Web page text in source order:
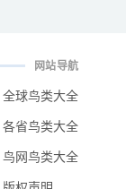
网站导航
全球鸟类大全
各省鸟类大全
鸟网鸟类大全